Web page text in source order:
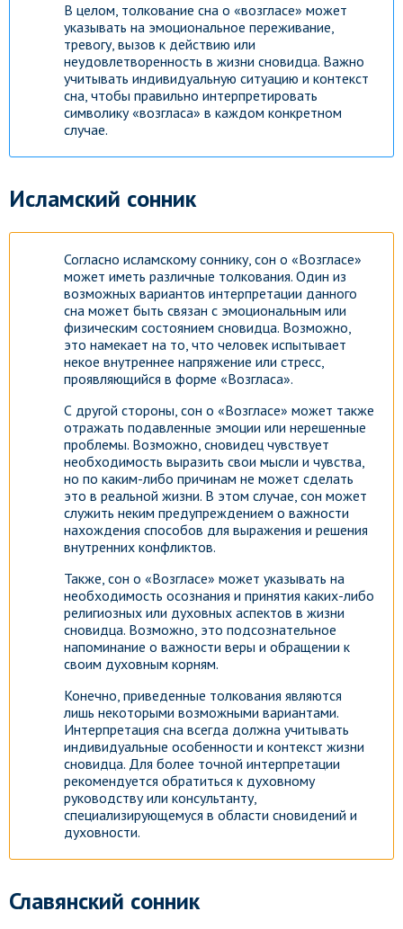
В целом, толкование сна о «возгласе» может
указывать на эмоциональное переживание,
тревогу, вызов к действию или
неудовлетворенность в жизни сновидца. Важно
учитывать индивидуальную ситуацию и контекст
сна, чтобы правильно интерпретировать
символику «возгласа» в каждом конкретном
случае.
Исламский сонник
Согласно исламскому соннику, сон о «Возгласе»
может иметь различные толкования. Один из
возможных вариантов интерпретации данного
сна может быть связан с эмоциональным или
физическим состоянием сновидца. Возможно,
это намекает на то, что человек испытывает
некое внутреннее напряжение или стресс,
проявляющийся в форме «Возгласа».
С другой стороны, сон о «Возгласе» может также
отражать подавленные эмоции или нерешенные
проблемы. Возможно, сновидец чувствует
необходимость выразить свои мысли и чувства,
но по каким-либо причинам не может сделать
это в реальной жизни. В этом случае, сон может
служить неким предупреждением о важности
нахождения способов для выражения и решения
внутренних конфликтов.
Также, сон о «Возгласе» может указывать на
необходимость осознания и принятия каких-либо
религиозных или духовных аспектов в жизни
сновидца. Возможно, это подсознательное
напоминание о важности веры и обращении к
своим духовным корням.
Конечно, приведенные толкования являются
лишь некоторыми возможными вариантами.
Интерпретация сна всегда должна учитывать
индивидуальные особенности и контекст жизни
сновидца. Для более точной интерпретации
рекомендуется обратиться к духовному
руководству или консультанту,
специализирующемуся в области сновидений и
духовности.
Славянский сонник